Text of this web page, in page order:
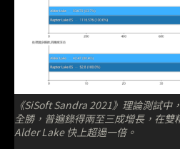
《SiSoft Sandra 2021》理論測試
全勝，普遍錄得兩至三成增長，在
Alder Lake 快上超過一倍。